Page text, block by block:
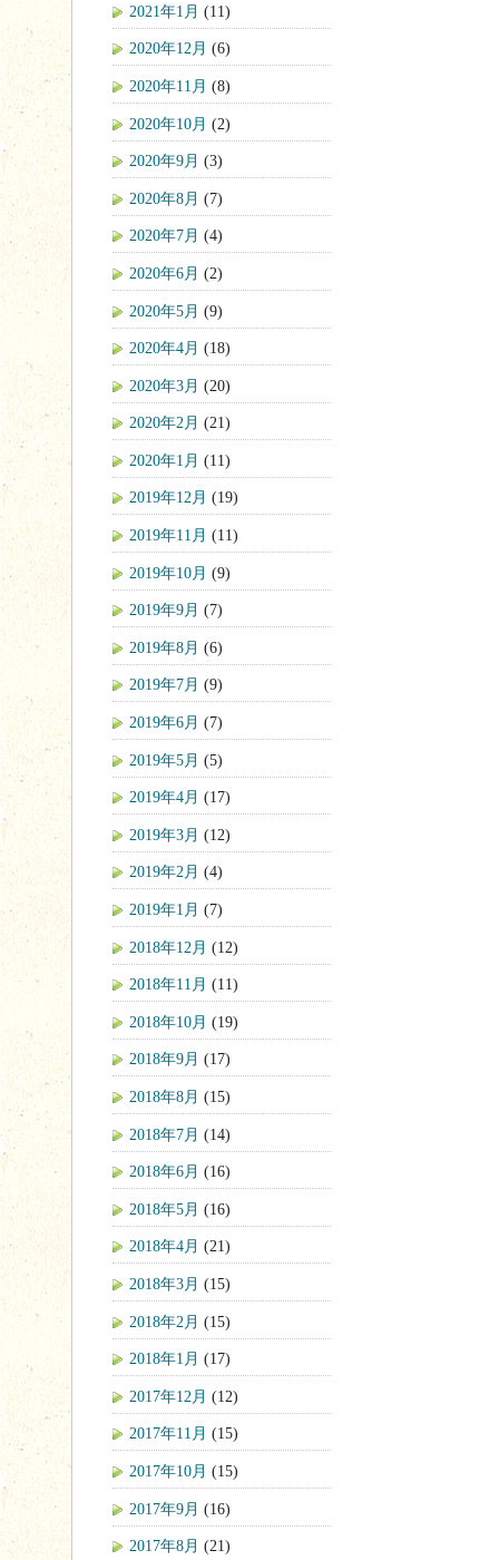
2021年1月 (11)
2020年12月 (6)
2020年11月 (8)
2020年10月 (2)
2020年9月 (3)
2020年8月 (7)
2020年7月 (4)
2020年6月 (2)
2020年5月 (9)
2020年4月 (18)
2020年3月 (20)
2020年2月 (21)
2020年1月 (11)
2019年12月 (19)
2019年11月 (11)
2019年10月 (9)
2019年9月 (7)
2019年8月 (6)
2019年7月 (9)
2019年6月 (7)
2019年5月 (5)
2019年4月 (17)
2019年3月 (12)
2019年2月 (4)
2019年1月 (7)
2018年12月 (12)
2018年11月 (11)
2018年10月 (19)
2018年9月 (17)
2018年8月 (15)
2018年7月 (14)
2018年6月 (16)
2018年5月 (16)
2018年4月 (21)
2018年3月 (15)
2018年2月 (15)
2018年1月 (17)
2017年12月 (12)
2017年11月 (15)
2017年10月 (15)
2017年9月 (16)
2017年8月 (21)